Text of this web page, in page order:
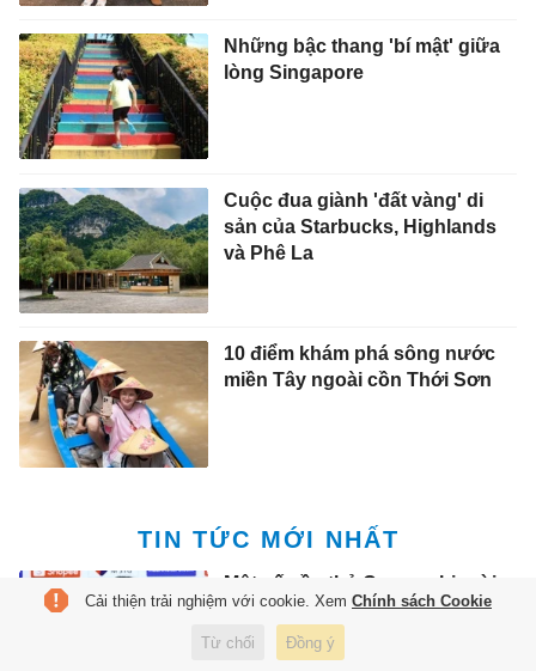
Những bậc thang 'bí mật' giữa
lòng Singapore
Cuộc đua giành 'đất vàng' di
sản của Starbucks, Highlands
và Phê La
10 điểm khám phá sông nước
miền Tây ngoài cồn Thới Sơn
TIN TỨC MỚI NHẤT
Một số cầu thủ Campuchia rời
đội tuyển trước trận gặp Việt
Nam
11:24 6/8/2026
Cải thiện trải nghiệm với cookie. Xem Chính sách Cookie
Từ chối Đồng ý